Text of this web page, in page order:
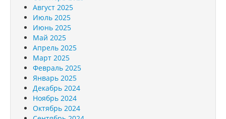
Август 2025
Июль 2025
Июнь 2025
Май 2025
Апрель 2025
Март 2025
Февраль 2025
Январь 2025
Декабрь 2024
Ноябрь 2024
Октябрь 2024